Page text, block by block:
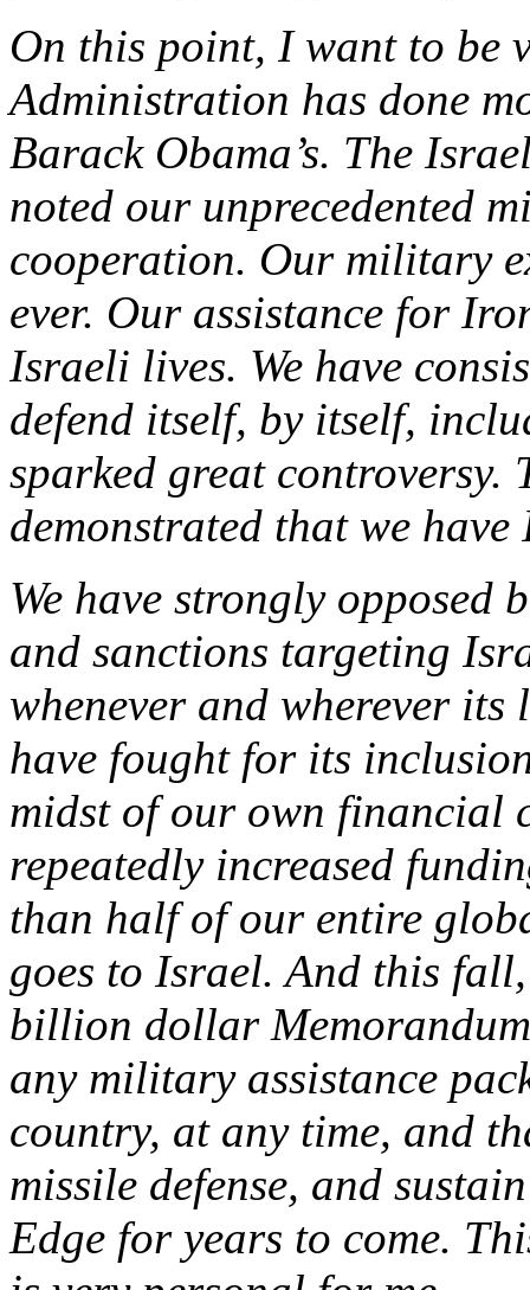
On this point, I want to be
Administration has done
Barack Obama’s. The
noted our unprecedented
cooperation. Our military
ever. Our assistance for
Israeli lives. We have
defend itself, by itself,
sparked great controversy.
demonstrated that we have
We have strongly opposed
and sanctions targeting
whenever and wherever
have fought for its
midst of our own financial
repeatedly increased
than half of our entire
goes to Israel. And this
billion dollar
any military assistance
country, at any time, and
missile defense, and
Edge for years to come.